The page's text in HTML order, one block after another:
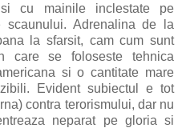
cu mainile inclestate pe
scaunului. Adrenalina de la
la sfarsit, cam cum sunt
care se foloseste tehnica
si o cantitate mare
Evident subiectul e tot
contra terorismului, dar nu
neparat pe gloria si